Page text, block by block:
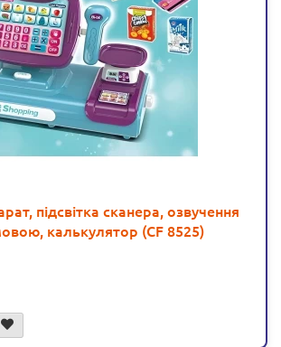
підсвітка сканера, озвучення
калькулятор (CF 8525)